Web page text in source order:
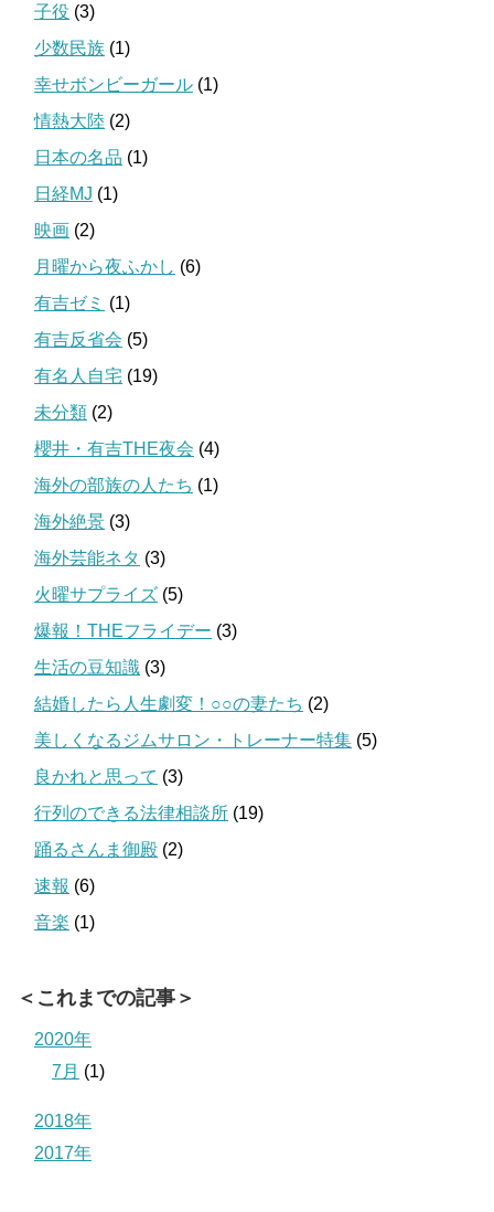
子役 (3)
少数民族 (1)
幸せボンビーガール (1)
情熱大陸 (2)
日本の名品 (1)
日経MJ (1)
映画 (2)
月曜から夜ふかし (6)
有吉ゼミ (1)
有吉反省会 (5)
有名人自宅 (19)
未分類 (2)
櫻井・有吉THE夜会 (4)
海外の部族の人たち (1)
海外絶景 (3)
海外芸能ネタ (3)
火曜サプライズ (5)
爆報！THEフライデー (3)
生活の豆知識 (3)
結婚したら人生劇変！○○の妻たち (2)
美しくなるジムサロン・トレーナー特集 (5)
良かれと思って (3)
行列のできる法律相談所 (19)
踊るさんま御殿 (2)
速報 (6)
音楽 (1)
＜これまでの記事＞
2020年
7月 (1)
2018年
2017年